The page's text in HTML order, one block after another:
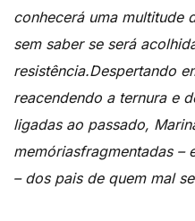
conhecerá uma multitude
sem saber se será
resistência.Despertando
reacendendo a ternura e
ligadas ao passado,
memóriasfragmentadas –
– dos pais de quem mal